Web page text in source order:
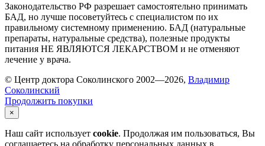
Законодательство РФ разрешает самостоятельно принимать
БАД, но лучше посоветуйтесь с специалистом по их
правильному системному применению. БАД (натуральные
препараты, натуральные средства), полезные продукты
питания НЕ ЯВЛЯЮТСЯ ЛЕКАРСТВОМ и не отменяют
лечение у врача.
© Центр доктора Соколинского 2002—2026, Владимир
Соколинский
Продолжить покупки
×
Наш сайт использует cookie. Продолжая им пользоваться, Вы
соглашаетесь на обработку персональных данных в